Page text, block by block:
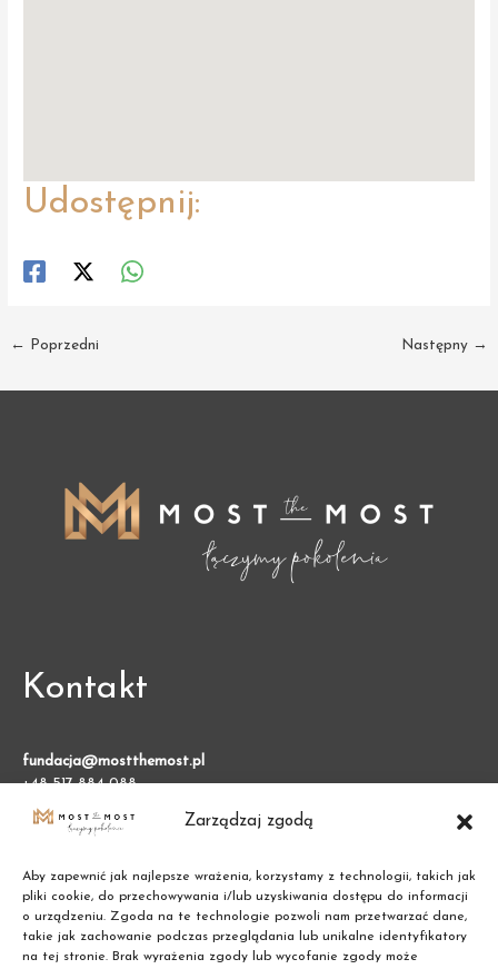
Zarządzaj zgodą
Aby zapewnić jak najlepsze wrażenia, korzystamy z technologii, takich jak
pliki cookie, do przechowywania i/lub uzyskiwania dostępu do informacji
o urządzeniu. Zgoda na te technologie pozwoli nam przetwarzać dane,
takie jak zachowanie podczas przeglądania lub unikalne identyfikatory
na tej stronie. Brak wyrażenia zgody lub wycofanie zgody może
Udostępnij:
Post
← Poprzedni Następny →
Kontakt
fundacja@mostthemost.pl
+48 517 884 088
Fundacja Most the Most
00-801 Warszawa (BGK)
NIP: 7011002609